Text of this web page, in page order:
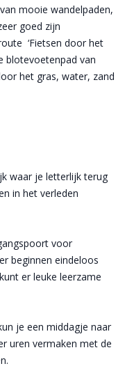
mooie wandelpaden,
goed zijn
‘Fietsen door het
blotevoetenpad van
het gras, water, zand
waar je letterlijk terug
in het verleden
voor
beginnen eindeloos
er leuke leerzame
je een middagje naar
uren vermaken met de